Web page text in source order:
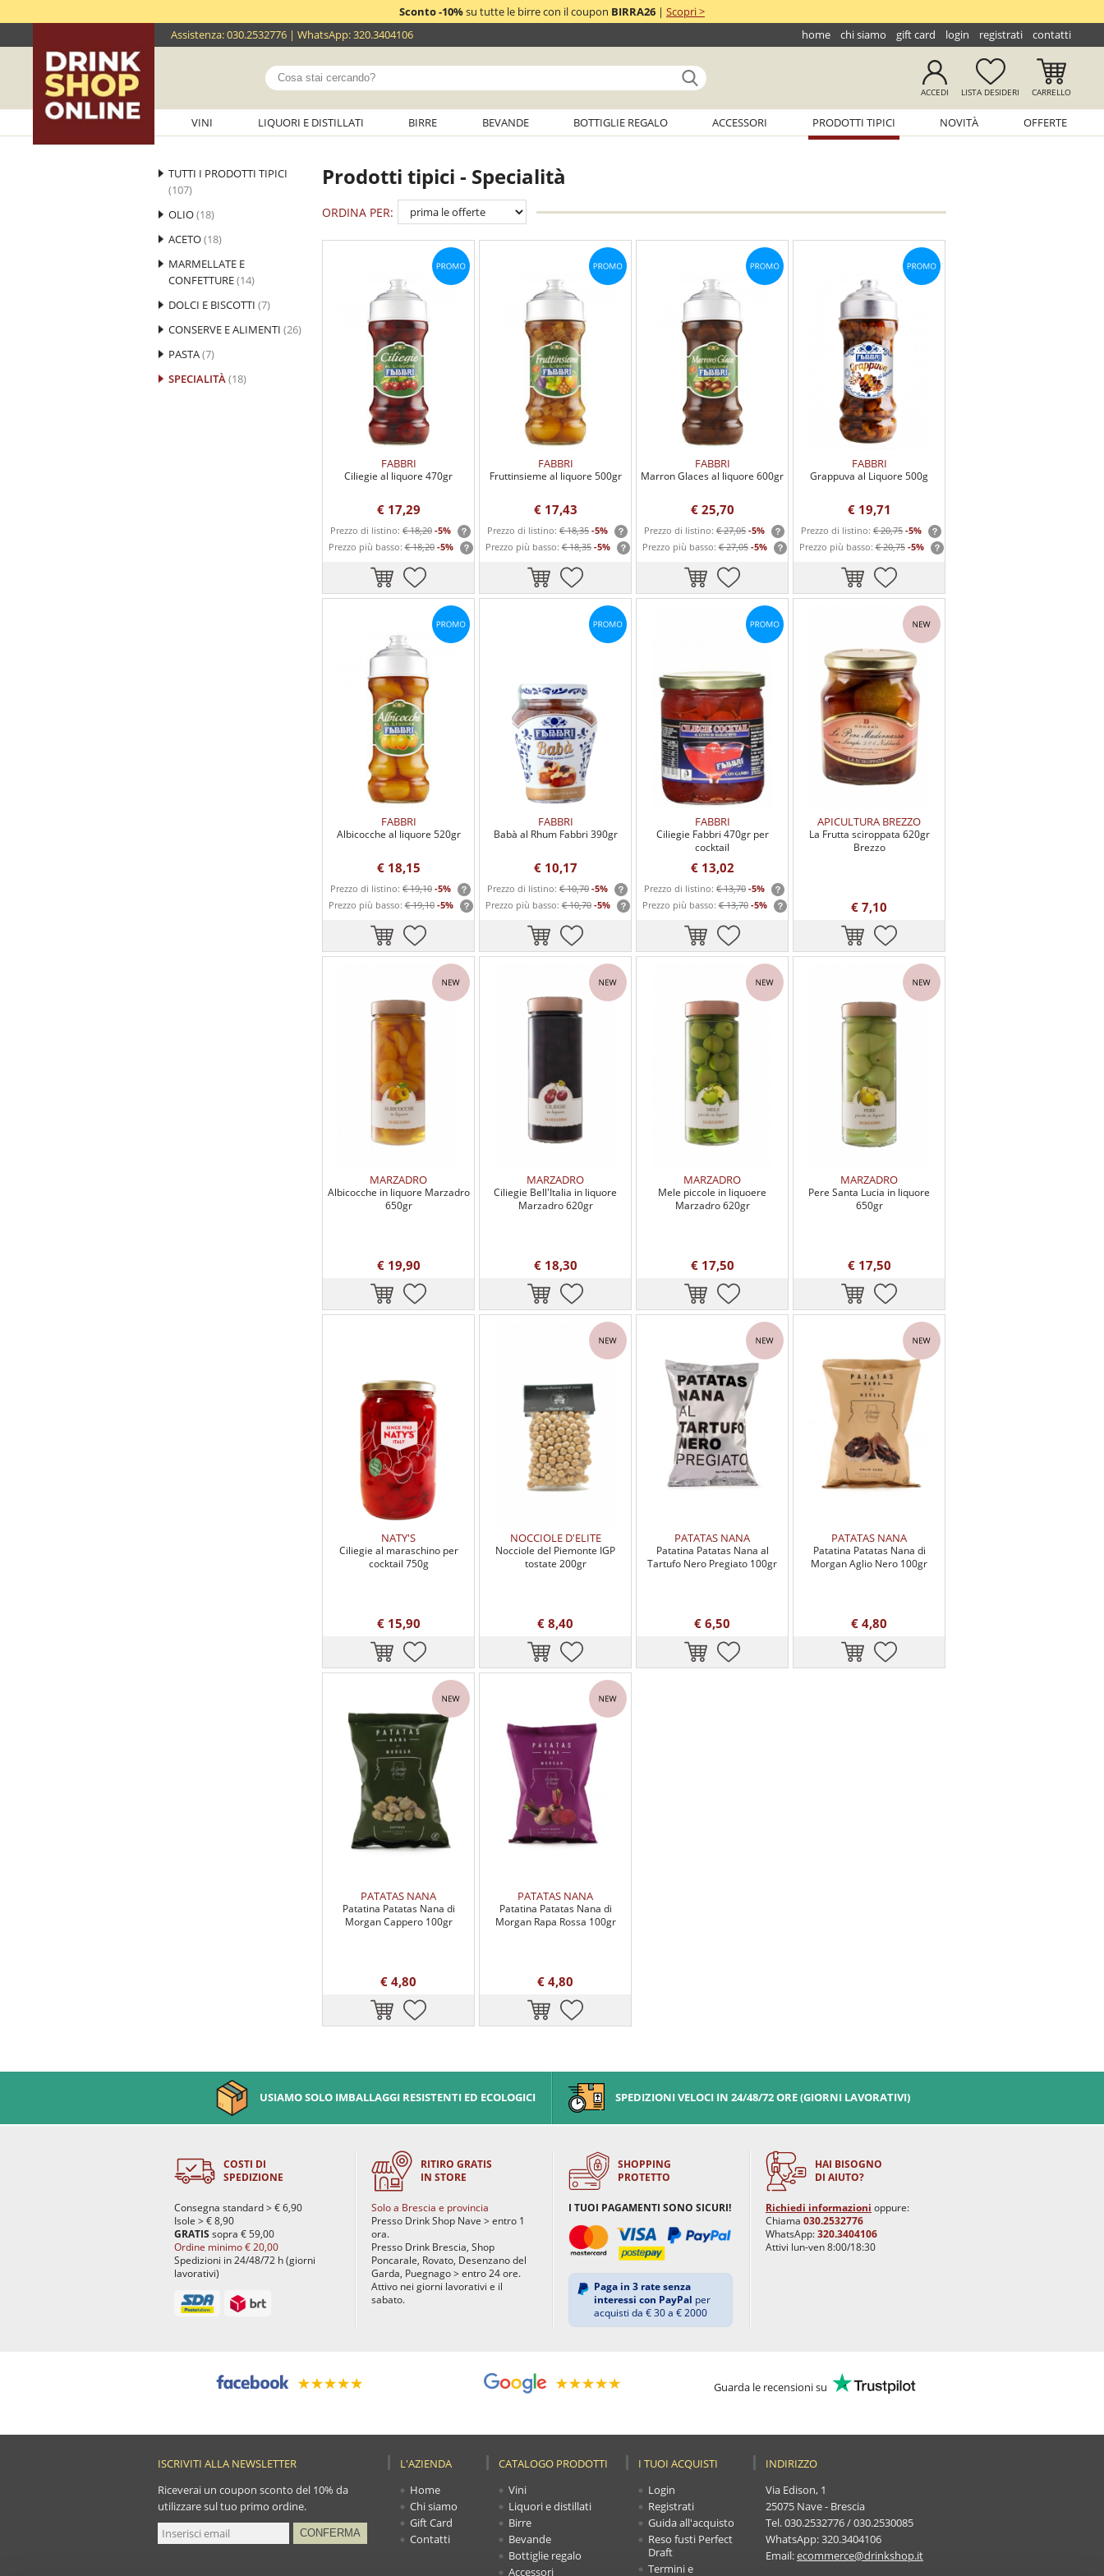
Sconto -10%su tutte le birre con il coupon BIRRA26| Scopri >
Assistenza:030.2532776 | WhatsApp:320.3404106 home chi siamo gift card login registrati contatti
ACCEDI LISTADESIDERI CARRELLO
VINI LIQUORI E DISTILLATI BIRRE BEVANDE BOTTIGLIE REGALO ACCESSORI PRODOTTI TIPICI NOVITÀ OFFERTE
TUTTI I PRODOTTI TIPICI
(107)
OLIO(18)
ACETO(18)
MARMELLATE E
CONFETTURE(14)
DOLCI E BISCOTTI (7)
CONSERVE E ALIMENTI (26)
PASTA(7)
SPECIALITÀ(18)
Prodotti tipici - Specialità
ORDINA PER:
FABBRI
Ciliegie al liquore 470gr
€ 17,29
Prezzo di listino: € 18,20 -5%
Prezzo più basso:€ 18,20 -5%
FABBRI
Fruttinsieme al liquore 500gr
€ 17,43
Prezzo di listino: € 18,35 -5%
Prezzo più basso:€ 18,35 -5%
FABBRI
Marron Glaces al liquore 600gr
€ 25,70
Prezzo di listino: € 27,05 -5%
Prezzo più basso:€ 27,05 -5%
FABBRI
Grappuva al Liquore 500g
€ 19,71
Prezzo di listino: € 20,75 -5%
Prezzo più basso:€ 20,75 -5%
FABBRI
Albicocche al liquore 520gr
€ 18,15
Prezzo di listino: € 19,10 -5%
Prezzo più basso:€ 19,10 -5%
FABBRI
Babà al Rhum Fabbri 390gr
€ 10,17
Prezzo di listino: € 10,70 -5%
Prezzo più basso:€ 10,70 -5%
FABBRI
Ciliegie Fabbri 470gr per
cocktail
€ 13,02
Prezzo di listino: € 13,70 -5%
Prezzo più basso:€ 13,70 -5%
APICULTURA BREZZO
La Frutta sciroppata 620gr
Brezzo
€ 7,10
MARZADRO
Albicocche in liquore Marzadro
650gr
€ 19,90
MARZADRO
Ciliegie Bell'Italia in liquore
Marzadro 620gr
€ 18,30
MARZADRO
Mele piccole in liquoere
Marzadro 620gr
€ 17,50
MARZADRO
Pere Santa Lucia in liquore
650gr
€ 17,50
NATY'S
Ciliegie al maraschino per
cocktail 750g
€ 15,90
NOCCIOLE D'ELITE
Nocciole del Piemonte IGP
tostate 200gr
€ 8,40
PATATAS NANA
Patatina Patatas Nana al
Tartufo Nero Pregiato 100gr
€ 6,50
PATATAS NANA
Patatina Patatas Nana di
Morgan Aglio Nero 100gr
€ 4,80
PATATAS NANA
Patatina Patatas Nana di
Morgan Cappero 100gr
€ 4,80
PATATAS NANA
Patatina Patatas Nana di
Morgan Rapa Rossa 100gr
€ 4,80
USIAMO SOLO IMBALLAGGI RESISTENTI ED ECOLOGICI SPEDIZIONI VELOCI IN 24/48/72 ORE (GIORNI LAVORATIVI)
COSTI DI
SPEDIZIONE
Consegna standard > € 6,90
Isole > € 8,90
GRATIS sopra € 59,00
Ordine minimo € 20,00
Spedizioni in 24/48/72 h (giorni
lavorativi)
RITIRO GRATIS
IN STORE
Solo a Brescia e provincia
Presso Drink Shop Nave > entro 1
ora.
Presso Drink Brescia, Shop
Poncarale, Rovato, Desenzano del
Garda, Puegnago > entro 24 ore.
Attivo nei giorni lavorativi e il
sabato.
SHOPPING
PROTETTO
I TUOI PAGAMENTI SONO SICURI!
Paga in 3 rate senza
interessi con PayPal per
acquisti da € 30 a € 2000
HAI BISOGNO
DI AIUTO?
Richiedi informazioni oppure:
Chiama 030.2532776
WhatsApp:320.3404106
Attivi lun-ven 8:00/18:30
Guarda le recensioni su
ISCRIVITI ALLA NEWSLETTER
Riceverai un coupon sconto del 10% da
utilizzare sul tuo primo ordine.
L'AZIENDA
Home
Chi siamo
Gift Card
Contatti
CATALOGO PRODOTTI
Vini
Liquori e distillati
Birre
Bevande
Bottiglie regalo
Accessori
I TUOI ACQUISTI
Login
Registrati
Guida all'acquisto
Reso fusti Perfect
Draft
Termini e
INDIRIZZO
Via Edison, 1
25075 Nave - Brescia
Tel.030.2532776/030.2530085
WhatsApp:320.3404106
Email:ecommerce@drinkshop.it